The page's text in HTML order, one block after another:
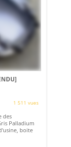
1 511 vues
des
Palladium
boite